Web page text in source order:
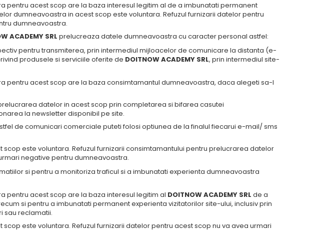
pentru acest scop are la baza interesul legitim al de a imbunatati permanent
dumneavoastra in acest scop este voluntara. Refuzul furnizarii datelor pentru
dumneavoastra.
ACADEMY SRL prelucreaza datele dumneavoastra cu caracter personal astfel:
pentru transmiterea, prin intermediul mijloacelor de comunicare la distanta (e-
produsele si serviciile oferite de DOITNOW ACADEMY SRL, prin intermediul site-
pentru acest scop are la baza consimtamantul dumneavoastra, daca alegeti sa-l
datelor in acest scop prin completarea si bifarea casutei
la newsletter disponibil pe site.
de comunicari comerciale puteti folosi optiunea de la finalul fiecarui e-mail/ sms
este voluntara. Refuzul furnizarii consimtamantului pentru prelucrarea datelor
negative pentru dumneavoastra.
si pentru a monitoriza traficul si a imbunatati experienta dumneavoastra
pentru acest scop are la baza interesul legitim al DOITNOW ACADEMY SRL de a
si pentru a imbunatati permanent experienta vizitatorilor site-ului, inclusiv prin
sau reclamatii.
este voluntara. Refuzul furnizarii datelor pentru acest scop nu va avea urmari